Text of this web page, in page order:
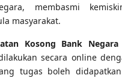
membasmi
masyarakat.
Kosong Bank Negara
secara online
tugas boleh